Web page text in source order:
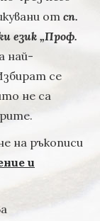
от сп.
език „Проф.
най-
се
не са
на ръкописи
и